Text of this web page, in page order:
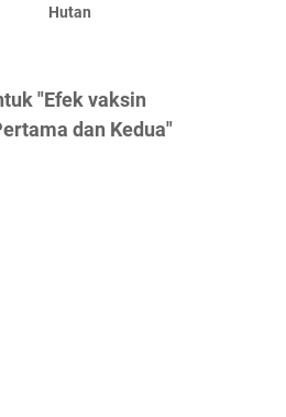
Hutan
"Efek vaksin
dan Kedua"